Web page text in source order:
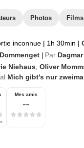
Photos
inconnue | 1h 30min |
Par
Niehaus Oliver
Mich gibt's nur
Mes amis
--